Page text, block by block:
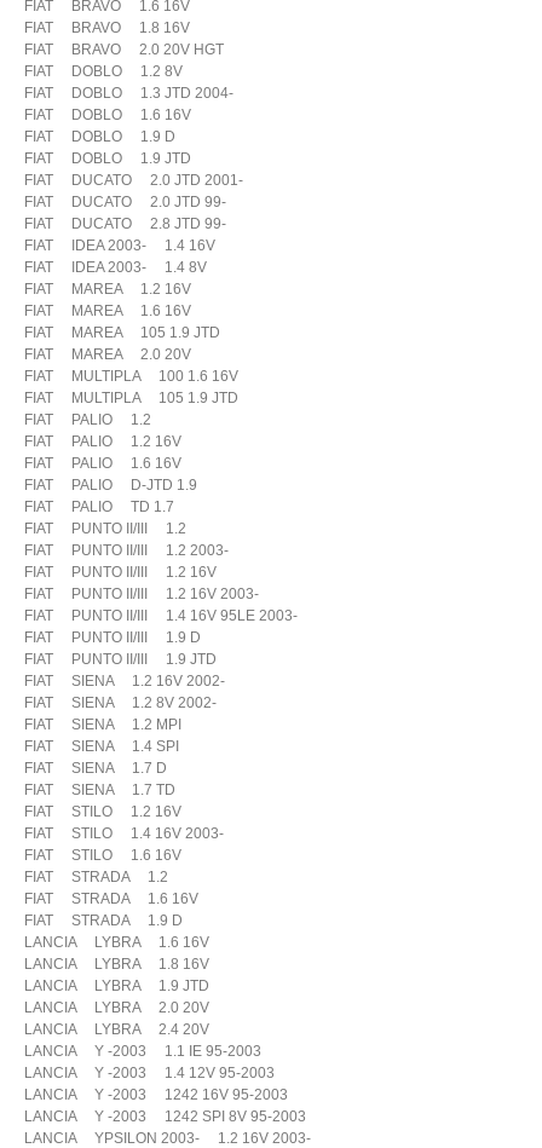
FIAT BRAVO 1.6 16V
FIAT BRAVO 1.8 16V
FIAT BRAVO 2.0 20V HGT
FIAT DOBLO 1.2 8V
FIAT DOBLO 1.3 JTD 2004-
FIAT DOBLO 1.6 16V
FIAT DOBLO 1.9 D
FIAT DOBLO 1.9 JTD
FIAT DUCATO 2.0 JTD 2001-
FIAT DUCATO 2.0 JTD 99-
FIAT DUCATO 2.8 JTD 99-
FIAT IDEA 2003- 1.4 16V
FIAT IDEA 2003- 1.4 8V
FIAT MAREA 1.2 16V
FIAT MAREA 1.6 16V
FIAT MAREA 105 1.9 JTD
FIAT MAREA 2.0 20V
FIAT MULTIPLA 100 1.6 16V
FIAT MULTIPLA 105 1.9 JTD
FIAT PALIO 1.2
FIAT PALIO 1.2 16V
FIAT PALIO 1.6 16V
FIAT PALIO D-JTD 1.9
FIAT PALIO TD 1.7
FIAT PUNTO II/III 1.2
FIAT PUNTO II/III 1.2 2003-
FIAT PUNTO II/III 1.2 16V
FIAT PUNTO II/III 1.2 16V 2003-
FIAT PUNTO II/III 1.4 16V 95LE 2003-
FIAT PUNTO II/III 1.9 D
FIAT PUNTO II/III 1.9 JTD
FIAT SIENA 1.2 16V 2002-
FIAT SIENA 1.2 8V 2002-
FIAT SIENA 1.2 MPI
FIAT SIENA 1.4 SPI
FIAT SIENA 1.7 D
FIAT SIENA 1.7 TD
FIAT STILO 1.2 16V
FIAT STILO 1.4 16V 2003-
FIAT STILO 1.6 16V
FIAT STRADA 1.2
FIAT STRADA 1.6 16V
FIAT STRADA 1.9 D
LANCIA LYBRA 1.6 16V
LANCIA LYBRA 1.8 16V
LANCIA LYBRA 1.9 JTD
LANCIA LYBRA 2.0 20V
LANCIA LYBRA 2.4 20V
LANCIA Y -2003 1.1 IE 95-2003
LANCIA Y -2003 1.4 12V 95-2003
LANCIA Y -2003 1242 16V 95-2003
LANCIA Y -2003 1242 SPI 8V 95-2003
LANCIA YPSILON 2003- 1.2 16V 2003-